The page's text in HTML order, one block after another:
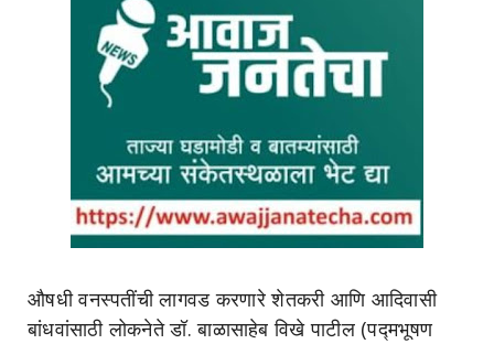
औषधी वनस्पतींची लागवड करणारे शेतकरी आणि आदिवासी
बांधवांसाठी लोकनेते डॉ. बाळासाहेब विखे पाटील (पद्मभूषण